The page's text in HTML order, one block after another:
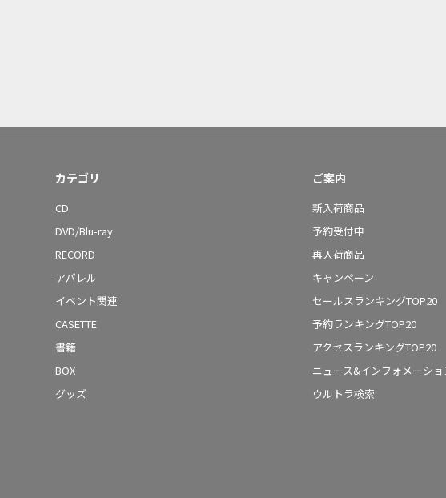
カテゴリ
CD
DVD/Blu-ray
RECORD
アパレル
イベント関連
CASETTE
書籍
BOX
グッズ
ご案内
新入荷商品
予約受付中
再入荷商品
キャンペーン
セールスランキングTOP20
予約ランキングTOP20
アクセスランキングTOP20
ニュース&インフォメーショ
ウルトラ検索